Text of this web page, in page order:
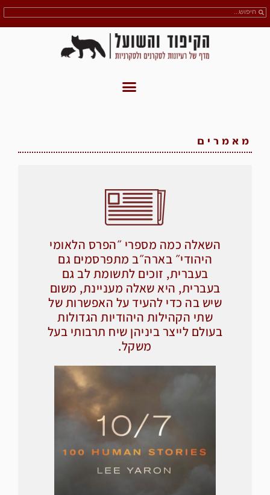
מאמרים
השאלה כמה מספרי ״הפרס הלאומי
היהודי״ בארה״ב מתפרסמים גם
בעברית, זוכים לתשומת לב גם
בעברית, היא שאלה מעניינת, משום
שיש בה כדי להעיד על האפשרות של
שתי הקהילות היהודיות הגדולות
בעולם לייצר ביניהן שיח תרבותי בעל
משקל.